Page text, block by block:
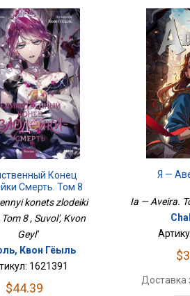
Конец
Смерть. Том 8
konets zlodeiki
8 , Suvol', Kvon
Geyl'
Квон Гёыль
1621391
$44.39
Я —
Ia — Aveira.
Доставка